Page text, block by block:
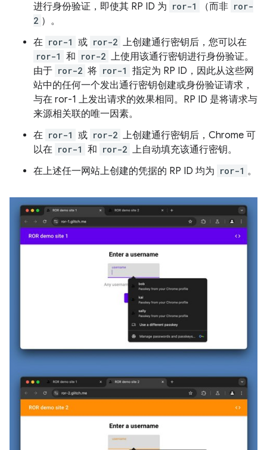
进行身份验证，即使其 RP ID 为 ror-1 （而非 ror-
2 ）。
在 ror-1 或 ror-2 上创建通行密钥后，您可以在
ror-1 和 ror-2 上使用该通行密钥进行身份验证。
由于 ror-2 将 ror-1 指定为 RP ID，因此从这些网
站中的任何一个发出通行密钥创建或身份验证请求，
与在 ror-1 上发出请求的效果相同。RP ID 是将请求与
来源相关联的唯一因素。
在 ror-1 或 ror-2 上创建通行密钥后，Chrome 可
以在 ror-1 和 ror-2 上自动填充该通行密钥。
在上述任一网站上创建的凭据的 RP ID 均为 ror-1 。